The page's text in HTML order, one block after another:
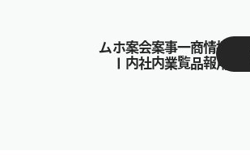
ホ
ム 会
社
案
内 事
業
案
内 商
品
一
覧 採用情
報